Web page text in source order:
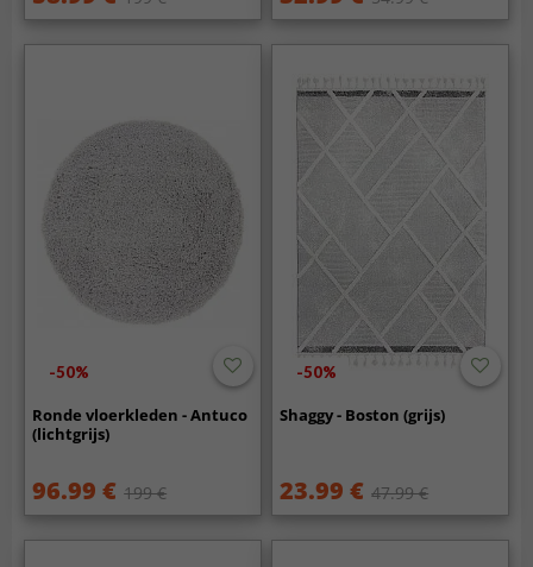
-50%
Ronde vloerkleden - Antuco
(lichtgrijs)
96.99 € 199 €
-50%
Shaggy - Boston (grijs)
23.99 € 47.99 €